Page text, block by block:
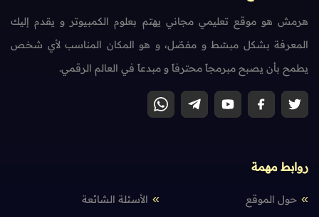
هرمش هو موقع تعليمي مجاني يهتم بعلوم الكمبيوتر و يقدم إليك
المعرفة بشكل مبسّط و مفصّل، و هو المكان المناسب لأي شخص
يطمح بأن يصبح مبرمجاً محترفاً و مبدعاً في العالم الرقمي.
روابط مهمة
حول الموقع الأسئلة الشائعة